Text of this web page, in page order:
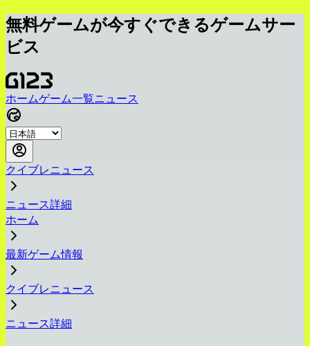
無料ゲームが今すぐできるゲームサー
ビス
ホームゲーム一覧ニュース
クイブレニュース
ニュース詳細
ホーム
最新ゲーム情報
クイブレニュース
ニュース詳細